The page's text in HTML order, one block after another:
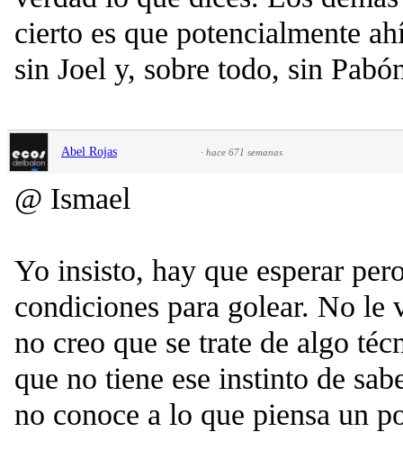
cierto es que potencialmente
sin Joel y, sobre todo, sin
Abel Rojas · hace 671 semanas
@ Ismael
Yo insisto, hay que esperar
condiciones para golear. No le
no creo que se trate de algo
que no tiene ese instinto de
no conoce a lo que piensa un